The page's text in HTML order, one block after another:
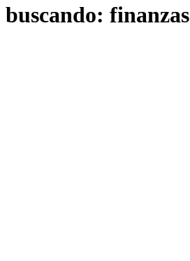
buscando: finanzas